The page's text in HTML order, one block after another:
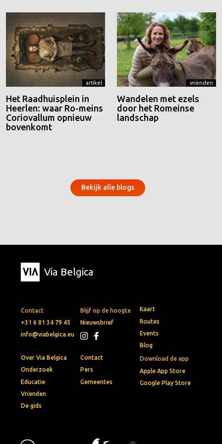
artikel
Het Raadhuisplein in
Heerlen: waar Ro-meins
Coriovallum opnieuw
bovenkomt
vrienden
Wandelen met ezels
door het Romeinse
landschap
Bekijk alle blogs
Via Belgica
Contact
+31 6 81 34 79 45
info@viabelgica.eu
Blijf op de hoogte
Nieuwsbrief
Download de app
Apple App Store
Google Play Store
Kaart
Routes
Events
Blog
Over Via Belgica
Onderzoek
Educatie
Vrienden
De gids
Contact
Pers
Gemeentes